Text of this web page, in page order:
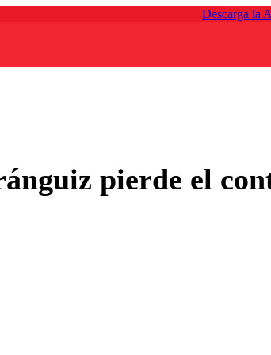
Descarga la
pierde el